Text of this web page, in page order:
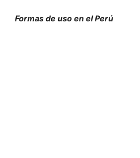
Formas de uso en el Perú